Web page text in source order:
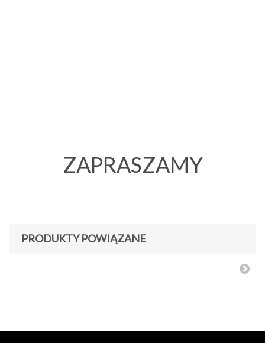
ZAPRASZAMY
PRODUKTY POWIĄZANE